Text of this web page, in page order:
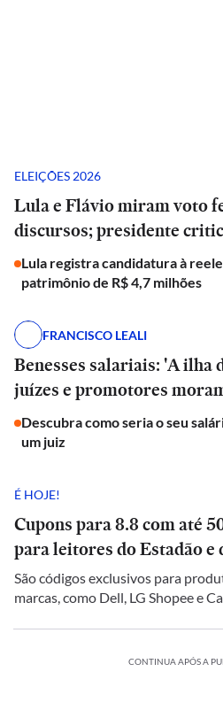
ELEIÇÕES 2026
Lula e Flávio miram voto
discursos; presidente
Lula registra candidatura à
patrimônio de R$ 4,7 milhões
FRANCISCO LEALI
Benesses salariais: 'A ilha
juízes e promotores
Descubra como seria o seu
um juiz
É HOJE!
Cupons para 8.8 com até
para leitores do Estadão e
São códigos exclusivos para
marcas, como Dell, LG Shopee e
CONTINUA APÓS A